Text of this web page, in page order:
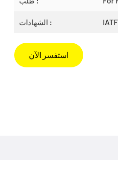
الشهادات :
استفسر الآن